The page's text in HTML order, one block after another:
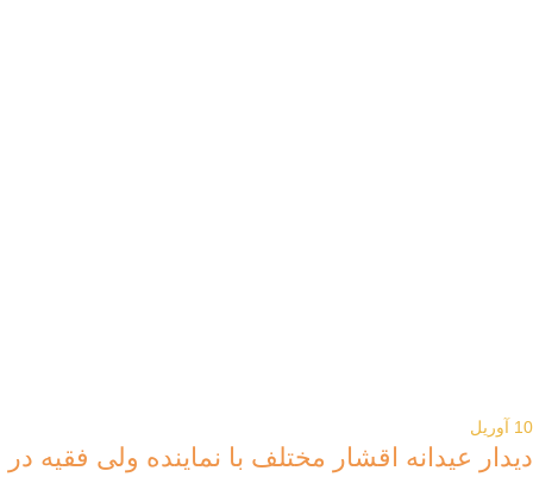
10 آوریل
دیدار عیدانه اقشار مختلف با نماینده ولی فقیه در